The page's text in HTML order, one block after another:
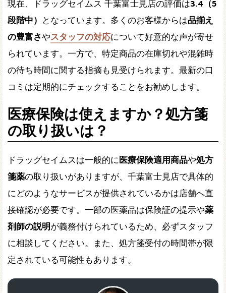
現在、ドラッグセイムス 千葉富士見店の評価は3.4（5
段階中）
となっています。多くのお客様からは品揃え
の豊富さやスタッフの対応について好意的な声が寄せ
られています。一方で、特定商品の在庫切れや混雑時
の待ち時間に関する指摘も見受けられます。最新の口
コミは定期的にチェックすることをお勧めします。
医療保険は使えますか？処方箋
の取り扱いは？
ドラッグセイムスは一般的に 医療保険適用商品や処方
箋薬の取り扱いがありますが、千葉富士見店で具体的
にどのようなサービスが提供されているかは店舗へ直
接確認が必要です。一部の医薬品は保険証の提示や薬
剤師の説明が義務付けられているため、必ずスタッフ
に相談してください。また、処方箋受付の時間帯が限
定されている可能性もあります。